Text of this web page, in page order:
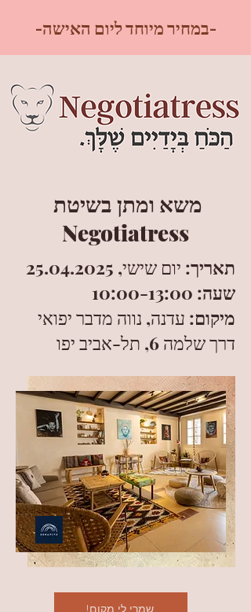
-במחיר מיוחד ליום האישה-
משא ומתן בשיטת
Negotiatress
תאריך: יום שישי, 25.04.2025
שעה: 10:00-13:00
מיקום: עדנה, נווה מדבר יפואי
דרך שלמה 6, תל-אביב יפו
!שמרי לי מקום